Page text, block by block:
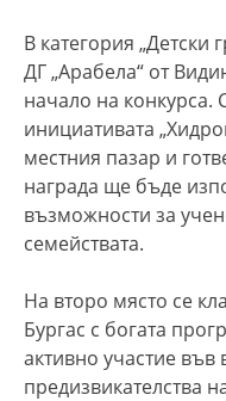
В категория „Детски
ДГ „Арабела“ от
начало на конкурса.
инициативата
местния пазар и
награда ще бъде
възможности за
семействата.
На второ място се
Бургас с богата
активно участие
предизвикателства